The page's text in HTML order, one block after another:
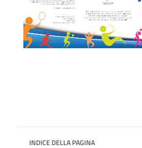
INDICE DELLA PAGINA